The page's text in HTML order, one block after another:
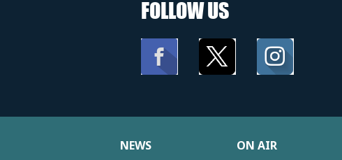
FOLLOW US
NEWS ON AIR